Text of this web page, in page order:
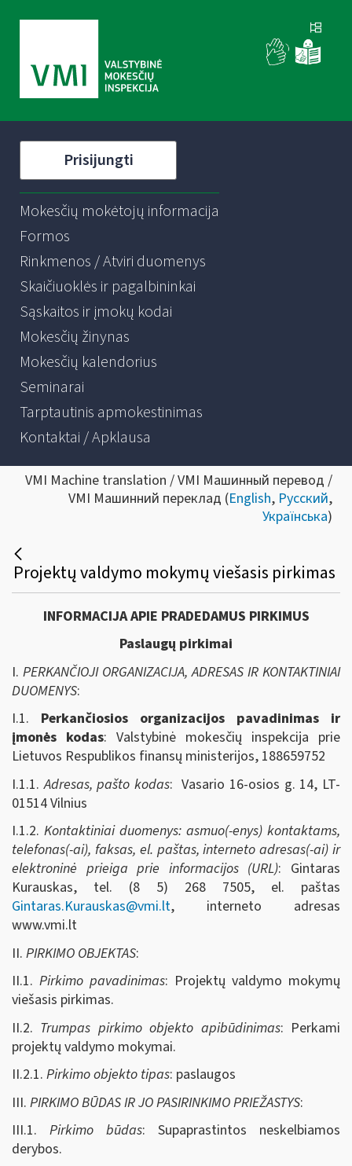
Prisijungti
Mokesčių mokėtojų informacija
Formos
Rinkmenos / Atviri duomenys
Skaičiuoklės ir pagalbininkai
Sąskaitos ir įmokų kodai
Mokesčių žinynas
Mokesčių kalendorius
Seminarai
Tarptautinis apmokestinimas
Kontaktai / Apklausa
VMI Machine translation / VMI Машинный перевод /
VMI Машинний переклад (English, Русский,
Українська)
Projektų valdymo mokymų viešasis pirkimas
INFORMACIJA APIE PRADEDAMUS PIRKIMUS
Paslaugų pirkimai
I. PERKANČIOJI ORGANIZACIJA, ADRESAS IR KONTAKTINIAI
DUOMENYS:
I.1. Perkančiosios organizacijos pavadinimas ir
įmonės kodas: Valstybinė mokesčių inspekcija prie
Lietuvos Respublikos finansų ministerijos, 188659752
I.1.1.Adresas, pašto kodas: Vasario 16-osios g. 14, LT-
01514 Vilnius
I.1.2. Kontaktiniai duomenys: asmuo(-enys) kontaktams,
telefonas(-ai), faksas, el. paštas, interneto adresas(-ai) ir
elektroninė prieiga prie informacijos (URL): Gintaras
Kurauskas, tel. (8 5) 268 7505, el. paštas
Gintaras.Kurauskas@vmi.lt, interneto adresas
www.vmi.lt
II. PIRKIMO OBJEKTAS:
II.1. Pirkimo pavadinimas: Projektų valdymo mokymų
viešasis pirkimas.
II.2. Trumpas pirkimo objekto apibūdinimas: Perkami
projektų valdymo mokymai.
II.2.1. Pirkimo objekto tipas: paslaugos
III. PIRKIMO BŪDAS IR JO PASIRINKIMO PRIEŽASTYS:
III.1. Pirkimo būdas: Supaprastintos neskelbiamos
derybos.